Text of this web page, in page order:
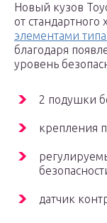
Новый кузов
от
элементами
благодаря
уровень
2 подушки
крепления
датчик